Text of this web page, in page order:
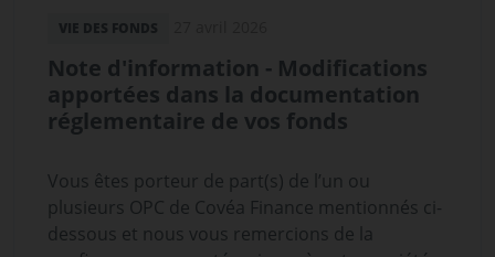
VIE DES FONDS
Note d'information - Modifications
apportées dans la documentation
réglementaire de vos fonds
Vous êtes porteur de part(s) de l’un ou
plusieurs OPC de Covéa Finance mentionnés ci-
dessous et nous vous remercions de la